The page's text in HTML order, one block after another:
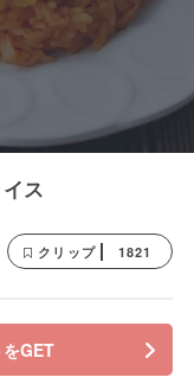
ス
クリップ 1821
GET